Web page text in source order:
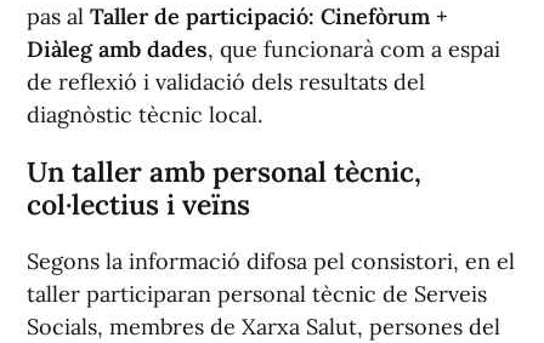
pas al Taller de participació: Cinefòrum +
Diàleg amb dades, que funcionarà com a espai
de reflexió i validació dels resultats del
diagnòstic tècnic local.
Un taller amb personal tècnic,
col·lectius i veïns
Segons la informació difosa pel consistori, en el
taller participaran personal tècnic de Serveis
Socials, membres de Xarxa Salut, persones del